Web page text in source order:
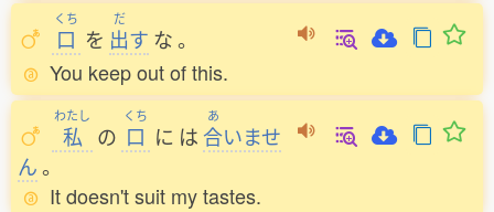
くち
口 を
だ
出す な。
You keep out of this.
わたし
私 の
くち
口 に は
あ
合いませ
ん。
It doesn't suit my tastes.